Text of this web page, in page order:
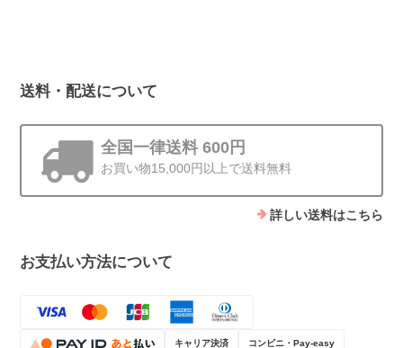
送料・配送について
全国一律送料 600円
お買い物15,000円以上で送料無料
詳しい送料はこちら
お支払い方法について
キャリア決済 コンビニ・Pay-easy